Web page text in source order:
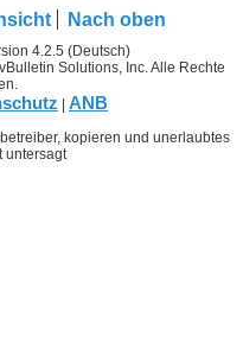
Nach oben
4.2.5 (Deutsch)
Solutions, Inc. Alle Rechte
| ANB
kopieren und unerlaubtes
untersagt